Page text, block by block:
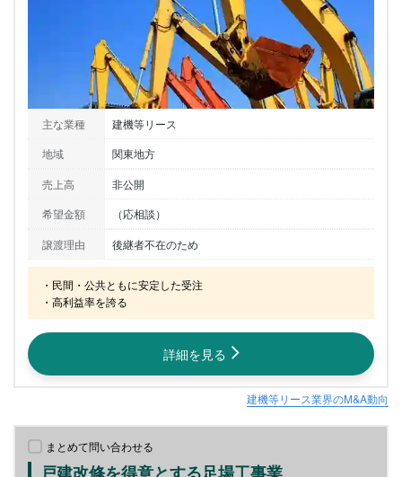
主な業種
建機等リース
地域
関東地方
売上高
非公開
希望金額
（応相談）
譲渡理由
後継者不在のため
・民間・公共ともに安定した受注
・高利益率を誇る
詳細を見る
建機等リース業界のM&A動向
まとめて問い合わせる